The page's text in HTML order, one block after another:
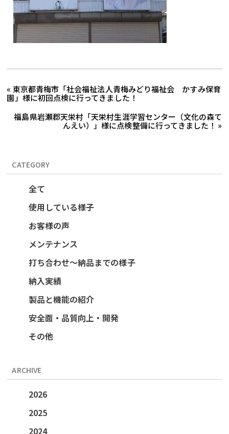
CATEGORY
全て
使用している様子
お客様の声
メンテナンス
打ち合わせ～納品までの様子
納入実績
製品と機能の紹介
安全面・品質向上・開発
その他
ARCHIVE
2026
2025
2024
« 東京都青梅市「社会福祉法人青梅みどり福祉会 かすみ保育
園」様に初回点検に行ってきました！
福島県岩瀬郡天栄村「天栄村生涯学習センター（文化の森て
んえい）」様に点検整備に行ってきました！ »